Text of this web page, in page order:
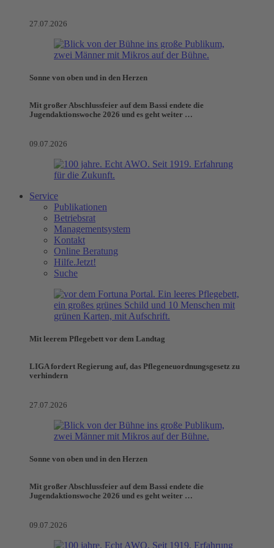
27.07.2026
Sonne von oben und in den Herzen
Mit großer Abschlussfeier auf dem Bassi endete die
Jugendaktionswoche 2026 und es geht weiter …
09.07.2026
Service
Publikationen
Betriebsrat
Managementsystem
Kontakt
Online Beratung
Hilfe.Jetzt!
Suche
Mit leerem Pflegebett vor dem Landtag
LIGA fordert Regierung auf, das Pflegeneuordnungsgesetz zu
verhindern
27.07.2026
Sonne von oben und in den Herzen
Mit großer Abschlussfeier auf dem Bassi endete die
Jugendaktionswoche 2026 und es geht weiter …
09.07.2026